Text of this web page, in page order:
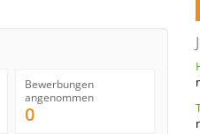
Bewerbungen
angenommen
0